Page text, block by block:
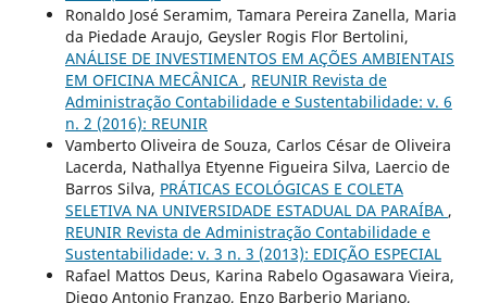
Ronaldo José Seramim, Tamara Pereira Zanella, Maria
da Piedade Araujo, Geysler Rogis Flor Bertolini,
ANÁLISE DE INVESTIMENTOS EM AÇÕES AMBIENTAIS
EM OFICINA MECÂNICA , REUNIR Revista de
Administração Contabilidade e Sustentabilidade: v. 6
n. 2 (2016): REUNIR
Vamberto Oliveira de Souza, Carlos César de Oliveira
Lacerda, Nathallya Etyenne Figueira Silva, Laercio de
Barros Silva, PRÁTICAS ECOLÓGICAS E COLETA
SELETIVA NA UNIVERSIDADE ESTADUAL DA PARAÍBA ,
REUNIR Revista de Administração Contabilidade e
Sustentabilidade: v. 3 n. 3 (2013): EDIÇÃO ESPECIAL
Rafael Mattos Deus, Karina Rabelo Ogasawara Vieira,
Diego Antonio Franzao, Enzo Barberio Mariano,